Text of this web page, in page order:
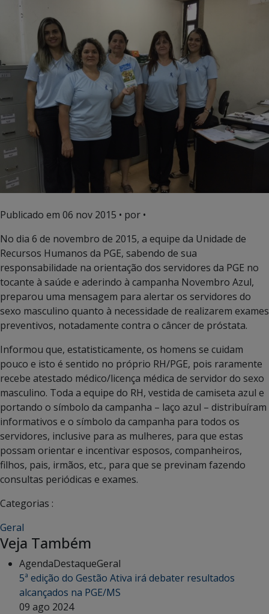
Publicado em 06 nov 2015 • por •
No dia 6 de novembro de 2015, a equipe da Unidade de
Recursos Humanos da PGE, sabendo de sua
responsabilidade na orientação dos servidores da PGE no
tocante à saúde e aderindo à campanha Novembro Azul,
preparou uma mensagem para alertar os servidores do
sexo masculino quanto à necessidade de realizarem exames
preventivos, notadamente contra o câncer de próstata.
Informou que, estatisticamente, os homens se cuidam
pouco e isto é sentido no próprio RH/PGE, pois raramente
recebe atestado médico/licença médica de servidor do sexo
masculino. Toda a equipe do RH, vestida de camiseta azul e
portando o símbolo da campanha – laço azul – distribuíram
informativos e o símbolo da campanha para todos os
servidores, inclusive para as mulheres, para que estas
possam orientar e incentivar esposos, companheiros,
filhos, pais, irmãos, etc., para que se previnam fazendo
consultas periódicas e exames.
Categorias :
Geral
Veja Também
AgendaDestaqueGeral
5ª edição do Gestão Ativa irá debater resultados
alcançados na PGE/MS
09 ago 2024